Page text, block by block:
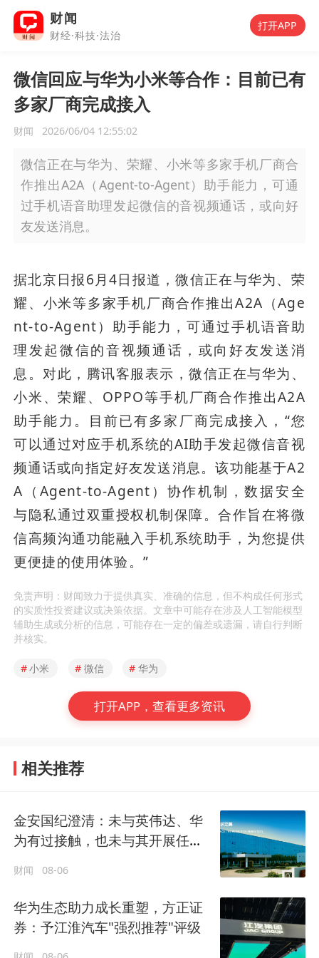
财闻
财经·科技·法治
打开APP
微信回应与华为小米等合作：目前已有
多家厂商完成接入
财闻 2026/06/04 12:55:02
微信正在与华为、荣耀、小米等多家手机厂商合
作推出A2A（Agent-to-Agent）助手能力，可通
过手机语音助理发起微信的音视频通话，或向好
友发送消息。
据北京日报6月4日报道，微信正在与华为、荣
耀、小米等多家手机厂商合作推出A2A（Age
nt-to-Agent）助手能力，可通过手机语音助
理发起微信的音视频通话，或向好友发送消
息。对此，腾讯客服表示，微信正在与华为、
小米、荣耀、OPPO等手机厂商合作推出A2A
助手能力。目前已有多家厂商完成接入，“您
可以通过对应手机系统的AI助手发起微信音视
频通话或向指定好友发送消息。该功能基于A2
A（Agent-to-Agent）协作机制，数据安全
与隐私通过双重授权机制保障。合作旨在将微
信高频沟通功能融入手机系统助手，为您提供
更便捷的使用体验。”
免责声明：财闻致力于提供真实、准确的信息，但不构成任何形式
的实质性投资建议或决策依据。文章中可能存在涉及人工智能模型
辅助生成或分析的信息，可能存在一定的偏差或遗漏，请自行判断
并核实。
#小米 # 微信 # 华为
打开APP，查看更多资讯
相关推荐
金安国纪澄清：未与英伟达、华
为有过接触，也未与其开展任何
财闻 08-06
华为生态助力成长重塑，方正证
券：予江淮汽车"强烈推荐"评级